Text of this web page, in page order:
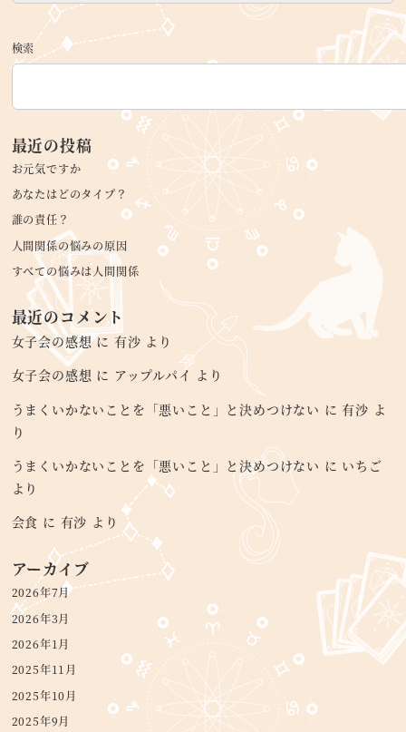
検索
最近の投稿
お元気ですか
あなたはどのタイプ？
誰の責任？
人間関係の悩みの原因
すべての悩みは人間関係
最近のコメント
女子会の感想に 有沙 より
女子会の感想 に アップルパイ より
うまくいかないことを「悪いこと」と決めつけない に有沙 よ
り
うまくいかないことを「悪いこと」と決めつけない に いちご
より
会食 に 有沙 より
アーカイブ
2026年7月
2026年3月
2026年1月
2025年11月
2025年10月
2025年9月